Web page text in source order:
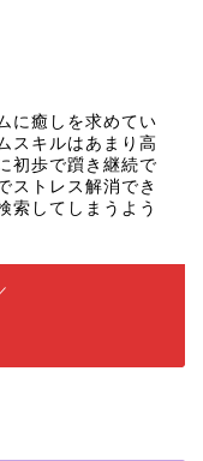
に癒しを求めてい
スキルはあまり高
初歩で躓き継続で
ストレス解消でき
索してしまうよう